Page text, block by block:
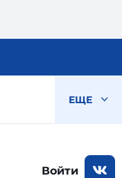
ЕЩЕ
Войти